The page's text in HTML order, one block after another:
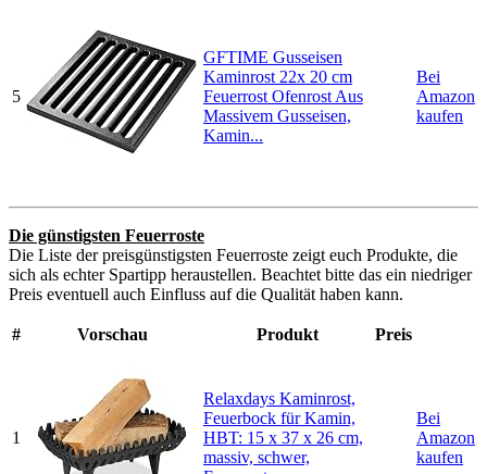
5
GFTIME Gusseisen
Kaminrost 22x 20 cm
Feuerrost Ofenrost Aus
Massivem Gusseisen,
Kamin...
Bei
Amazon
kaufen
Die günstigsten Feuerroste
Die Liste der preisgünstigsten Feuerroste zeigt euch Produkte, die
sich als echter Spartipp heraustellen. Beachtet bitte das ein niedriger
Preis eventuell auch Einfluss auf die Qualität haben kann.
# Vorschau Produkt Preis
1
Relaxdays Kaminrost,
Feuerbock für Kamin,
HBT: 15 x 37 x 26 cm,
massiv, schwer,
Bei
Amazon
kaufen